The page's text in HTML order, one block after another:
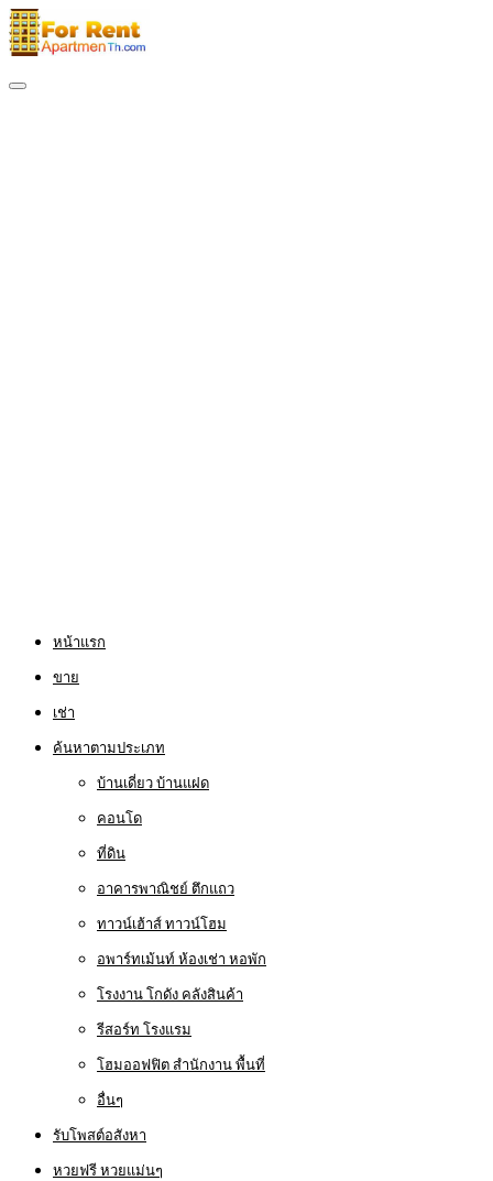
หน้าแรก
ขาย
เช่า
ค้นหาตามประเภท
บ้านเดี่ยว บ้านแฝด
คอนโด
ที่ดิน
อาคารพาณิชย์ ตึกแถว
ทาวน์เฮ้าส์ ทาวน์โฮม
อพาร์ทเม้นท์ ห้องเช่า หอพัก
โรงงาน โกดัง คลังสินค้า
รีสอร์ท โรงแรม
โฮมออฟฟิต สำนักงาน พื้นที่
อื่นๆ
รับโพสต์อสังหา
หวยฟรี หวยแม่นๆ